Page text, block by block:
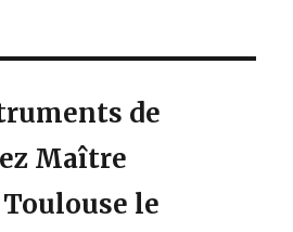
de
Maître
Toulouse le